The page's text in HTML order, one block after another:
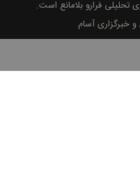
تحليلی فرارو بلامانع است.
آسام